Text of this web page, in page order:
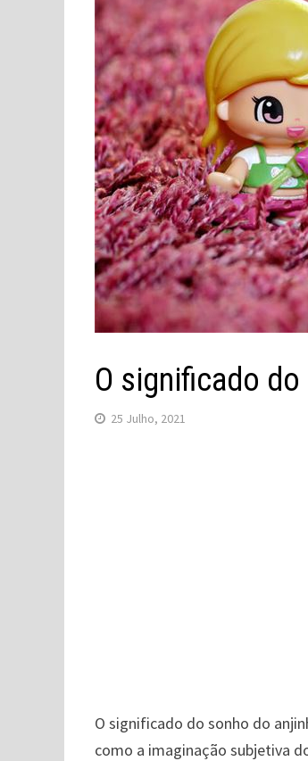
O significado
25 Julho, 2021
O significado do sonho do
como a imaginação subjetiva